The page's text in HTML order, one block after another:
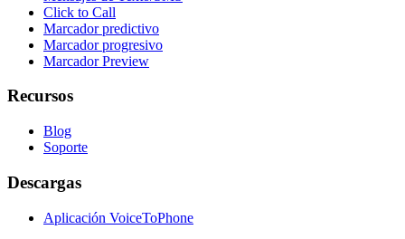
Click to Call
Marcador predictivo
Marcador progresivo
Marcador Preview
Recursos
Blog
Soporte
Descargas
Aplicación VoiceToPhone